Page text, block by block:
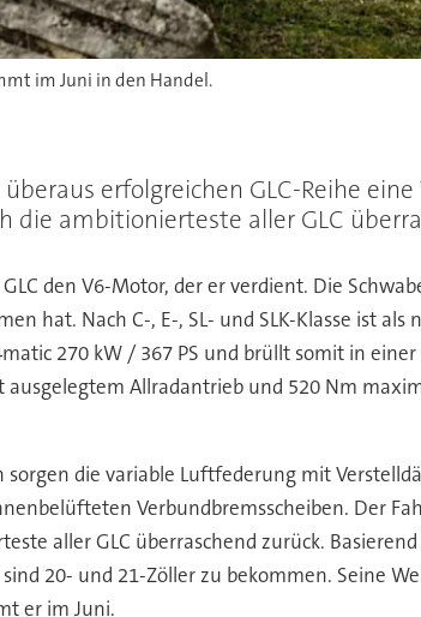
im Juni in den Handel.
erfolgreichen GLC-Reihe
die ambitionierteste aller GLC
den V6-Motor, der er verdient. Die
hat. Nach C-, E-, SL- und SLK-Klasse ist
270 kW / 367 PS und brüllt somit in
Allradantrieb und 520 Nm
sorgen die variable Luftfederung mit
Verbundbremsscheiben. Der
aller GLC überraschend zurück.
20- und 21-Zöller zu bekommen. Seine
er im Juni.